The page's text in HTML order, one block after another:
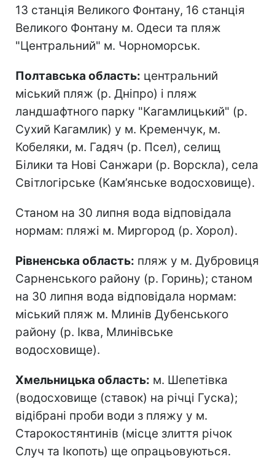
13 станція Великого Фонтану, 16 станція
Великого Фонтану м. Одеси та пляж
"Центральний" м. Чорноморськ.
Полтавська область: центральний
міський пляж (р. Дніпро) і пляж
ландшафтного парку "Кагамлицький" (р.
Сухий Кагамлик) у м. Кременчук, м.
Кобеляки, м. Гадяч (р. Псел), селищ
Білики та Нові Санжари (р. Ворскла), села
Світлогірське (Кам’янське водосховище).
Станом на 30 липня вода відповідала
нормам: пляжі м. Миргород (р. Хорол).
Рівненська область: пляж у м. Дубровиця
Сарненського району (р. Горинь); станом
на 30 липня вода відповідала нормам:
міський пляж м. Млинів Дубенського
району (р. Іква, Млинівське
водосховище).
Хмельницька область: м. Шепетівка
(водосховище (ставок) на річці Гуска);
відібрані проби води з пляжу у м.
Старокостянтинів (місце злиття річок
Случ та Ікопоть) ще опрацьовуються.